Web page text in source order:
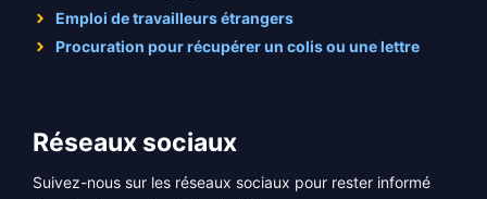
Emploi de travailleurs étrangers
Procuration pour récupérer un colis ou une lettre
Réseaux sociaux
Suivez-nous sur les réseaux sociaux pour rester informé